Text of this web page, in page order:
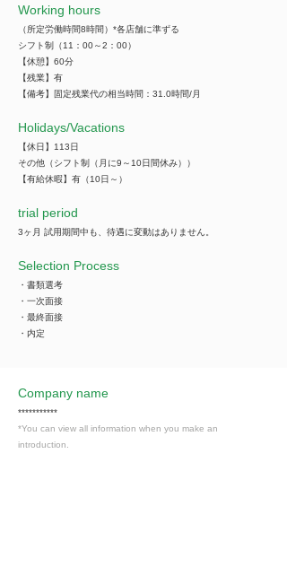
Working hours
（所定労働時間8時間）*各店舗に準ずる
シフト制（11：00～2：00）
【休憩】60分
【残業】有
【備考】固定残業代の相当時間：31.0時間/月
​Holidays/Vacations
【休日】113日
その他（シフト制（月に9～10日間休み））
【有給休暇】有（10日～）
trial period
3ヶ月 試用期間中も、待遇に変動はありません。
Selection Process
・書類選考
・一次面接
・最終面接
・内定
Company name
***********
*You can view all information when you make an
introduction.